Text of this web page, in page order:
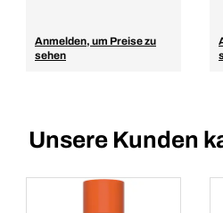
Anmelden, um Preise zu
sehen
Unsere Kunden